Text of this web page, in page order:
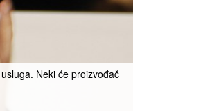
Neki će proizvođač